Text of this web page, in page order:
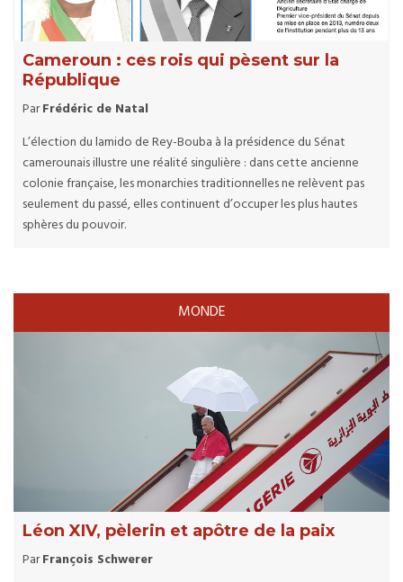
Cameroun : ces rois qui pèsent sur la
République
ParFrédéric de Natal
L’élection du lamido de Rey-Bouba à la présidence du Sénat
camerounais illustre une réalité singulière : dans cette ancienne
colonie française, les monarchies traditionnelles ne relèvent pas
seulement du passé, elles continuent d’occuper les plus hautes
sphères du pouvoir.
MONDE
Léon XIV, pèlerin et apôtre de la paix
ParFrançois Schwerer